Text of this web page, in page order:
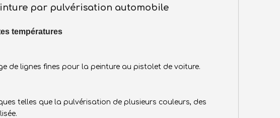
par pulvérisation automobile
températures
de lignes fines pour la peinture au pistolet de voiture.
telles que la pulvérisation de plusieurs couleurs, des